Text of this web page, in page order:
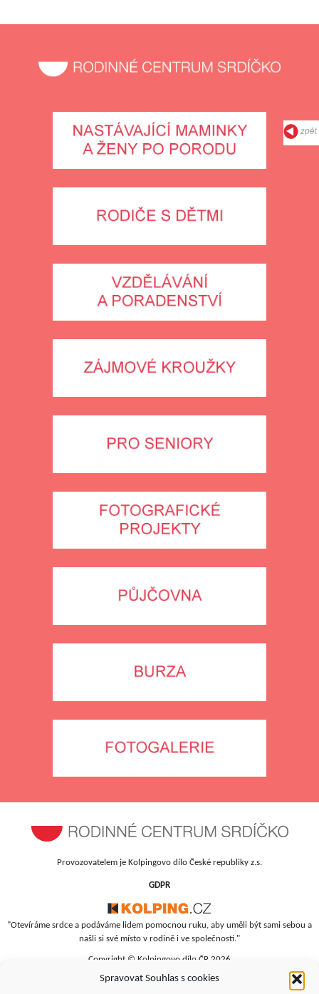
Spravovat Souhlas s cookies
Provozovatelem je Kolpingovo dílo České republiky z.s.
GDPR
"Otevíráme srdce a podáváme lidem pomocnou ruku, aby uměli být sami sebou a
našli si své místo v rodině i ve společnosti."
Copyright © Kolpingovo dílo ČR 2026